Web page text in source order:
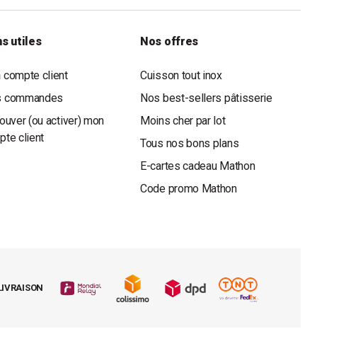
utiles
compte client
commandes
(ou activer) mon
client
Nos offres
Cuisson tout inox
Nos best-sellers pâtisserie
Moins cher par lot
Tous nos bons plans
E-cartes cadeau Mathon
Code promo Mathon